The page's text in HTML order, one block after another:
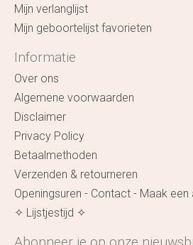
Mijn verlanglijst
Mijn geboortelijst favorieten
Informatie
Over ons
Algemene voorwaarden
Disclaimer
Privacy Policy
Betaalmethoden
Verzenden & retourneren
Openingsuren - Contact - Maak
✧ Lijstjestijd ✧